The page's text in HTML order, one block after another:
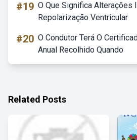
#19 O Que Significa Alterações
Repolarização Ventricular
#20 O Condutor Terá O
Anual Recolhido Quando
Related Posts